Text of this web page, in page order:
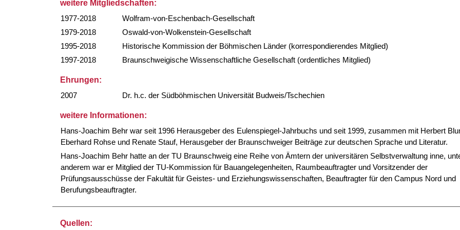
weitere Mitgliedschaften:
1977-2018
Wolfram-von-Eschenbach-Gesellschaft
1979-2018
Oswald-von-Wolkenstein-Gesellschaft
1995-2018
Historische Kommission der Böhmischen Länder (korrespondierendes Mitglied)
1997-2018
Braunschweigische Wissenschaftliche Gesellschaft (ordentliches Mitglied)
Ehrungen:
2007
Dr. h.c. der Südböhmischen Universität Budweis/Tschechien
weitere Informationen:
Hans-Joachim Behr war seit 1996 Herausgeber des Eulenspiegel-Jahrbuchs und seit 1999, zusammen mit Herbert
Eberhard Rohse und Renate Stauf, Herausgeber der Braunschweiger Beiträge zur deutschen Sprache und Literatur.
Hans-Joachim Behr hatte an der TU Braunschweig eine Reihe von Ämtern der universitären Selbstverwaltung inne,
anderem war er Mitglied der TU-Kommission für Bauangelegenheiten, Raumbeauftragter und Vorsitzender der
Prüfungsausschüsse der Fakultät für Geistes- und Erziehungswissenschaften, Beauftragter für den Campus Nord und
Berufungsbeauftragter.
Quellen: